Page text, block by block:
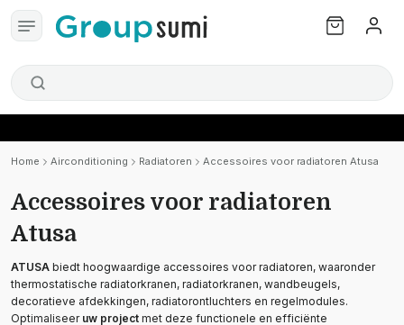
Home Airconditioning Radiatoren Accessoires voor radiatoren Atusa
Accessoires voor radiatoren
Atusa
ATUSA biedt hoogwaardige accessoires voor radiatoren, waaronder
thermostatische radiatorkranen, radiatorkranen, wandbeugels,
decoratieve afdekkingen, radiatorontluchters en regelmodules.
Optimaliseer uw project met deze functionele en efficiënte